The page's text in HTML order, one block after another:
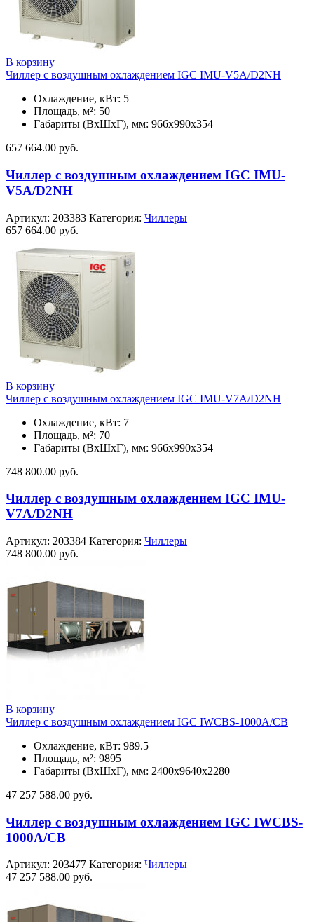
В корзину
Чиллер с воздушным охлаждением IGC IMU-V5A/D2NH
Охлаждение, кВт: 5
Площадь, м²: 50
Габариты (ВxШxГ), мм: 966х990х354
657 664.00 руб.
Чиллер с воздушным охлаждением IGC IMU-
V5A/D2NH
Артикул: 203383 Категория: Чиллеры
657 664.00 руб.
В корзину
Чиллер с воздушным охлаждением IGC IMU-V7A/D2NH
Охлаждение, кВт: 7
Площадь, м²: 70
Габариты (ВxШxГ), мм: 966х990х354
748 800.00 руб.
Чиллер с воздушным охлаждением IGC IMU-
V7A/D2NH
Артикул: 203384 Категория: Чиллеры
748 800.00 руб.
В корзину
Чиллер с воздушным охлаждением IGC IWCBS-1000A/CB
Охлаждение, кВт: 989.5
Площадь, м²: 9895
Габариты (ВxШxГ), мм: 2400х9640х2280
47 257 588.00 руб.
Чиллер с воздушным охлаждением IGC IWCBS-
1000A/CB
Артикул: 203477 Категория: Чиллеры
47 257 588.00 руб.